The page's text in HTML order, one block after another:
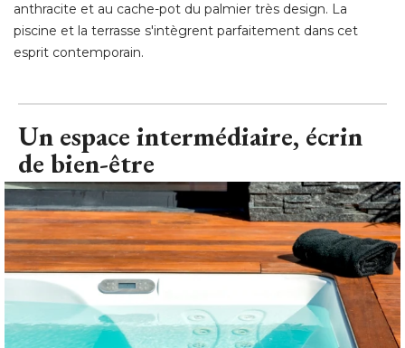
anthracite et au cache-pot du palmier très design. La
piscine et la terrasse s'intègrent parfaitement dans cet
esprit contemporain.
Un espace intermédiaire, écrin
de bien-être